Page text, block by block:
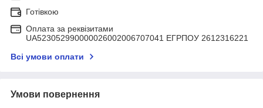
Готівкою
Оплата за реквізитами
UA523052990000026002006707041 ЕГРПОУ 2612316221
Всі умови оплати
Умови повернення